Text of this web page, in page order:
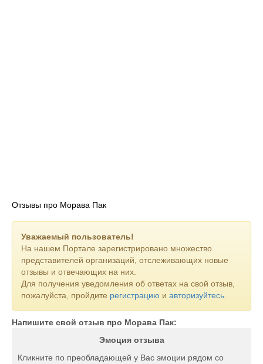
Отзывы про Морава Пак
Уважаемый пользователь!
На нашем Портале зарегистрировано множество
представителей организаций, отслеживающих новые
отзывы и отвечающих на них.
Для получения уведомления об ответах на свой отзыв,
пожалуйста, пройдите регистрацию и авторизуйтесь
Напишите свой отзыв про Морава Пак:
Эмоция отзыва
Кликните по преобладающей у Вас эмоции рядом со